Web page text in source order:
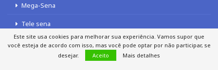
Mega-Sena
Tele sena
Este site usa cookies para melhorar sua experiência. Vamos supor que
você esteja de acordo com isso, mas você pode optar por não participar, se
desejar.
Aceito Mais detalhes